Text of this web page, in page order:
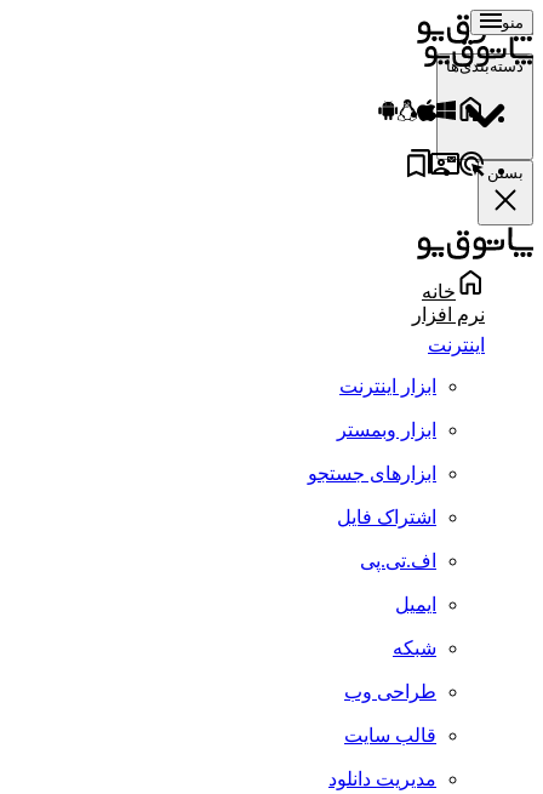
منو
دسته‌بندی‌ها
بستن
خانه
نرم افزار
اینترنت
ابزار اینترنت
ابزار وبمستر
ابزارهای جستجو
اشتراک فایل
اف.تی.پی
ایمیل
شبکه
طراحی وب
قالب سایت
مدیریت دانلود